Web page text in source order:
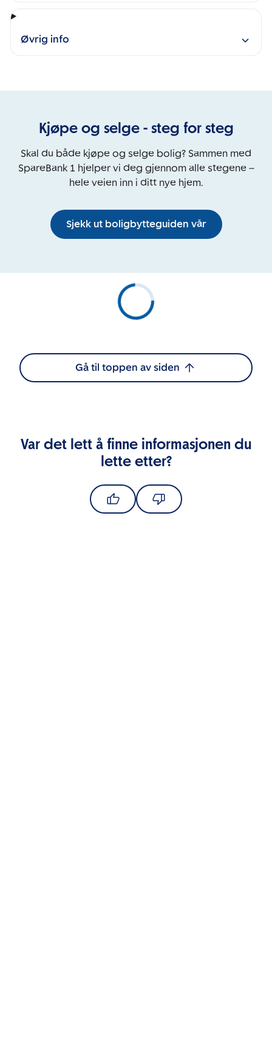
Øvrig info
Kjøpe og selge - steg for steg
Skal du både kjøpe og selge bolig? Sammen med
SpareBank 1 hjelper vi deg gjennom alle stegene –
hele veien inn i ditt nye hjem.
Sjekk ut boligbytteguiden vår
Gå til toppen av siden
Var det lett å finne informasjonen du
lette etter?